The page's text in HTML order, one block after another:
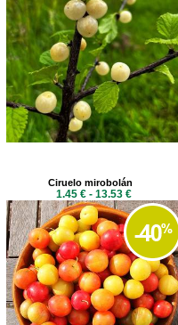
Ciruelo mirobolán
1.45 € - 13.53 €